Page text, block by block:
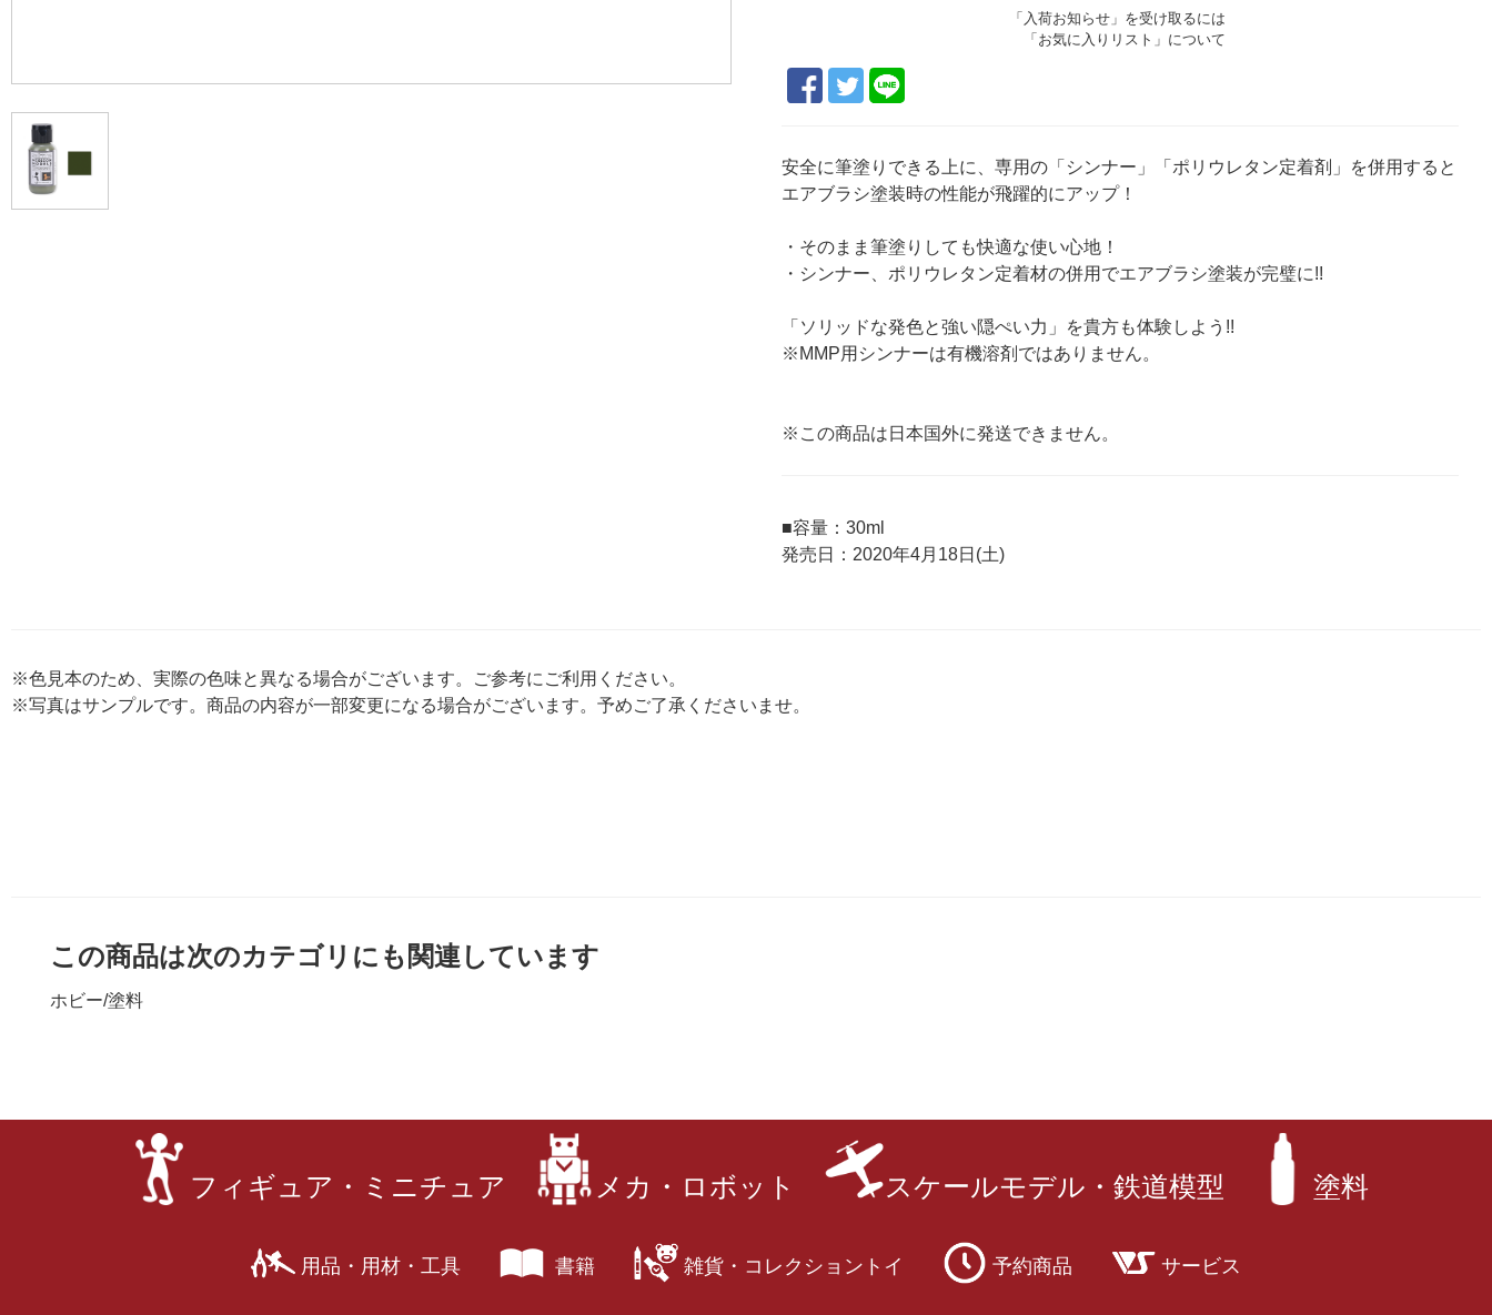
「入荷お知らせ」を受け取るには
「お気に入りリスト」について
安全に筆塗りできる上に、専用の「シンナー」「ポリウレタン定着剤」を併用すると
エアブラシ塗装時の性能が飛躍的にアップ！
・そのまま筆塗りしても快適な使い心地！
・シンナー、ポリウレタン定着材の併用でエアブラシ塗装が完璧に!!
「ソリッドな発色と強い隠ぺい力」を貴方も体験しよう!!
※MMP用シンナーは有機溶剤ではありません。
※この商品は日本国外に発送できません。
■容量：30ml
発売日：2020年4月18日(土)
※色見本のため、実際の色味と異なる場合がございます。ご参考にご利用ください。
※写真はサンプルです。商品の内容が一部変更になる場合がございます。予めご了承くださいませ。
この商品は次のカテゴリにも関連しています
ホビー/塗料
フィギュア・ミニチュア メカ・ロボット スケールモデル・鉄道模型 塗料
用品・用材・工具 書籍 雑貨・コレクショントイ 予約商品 サービス